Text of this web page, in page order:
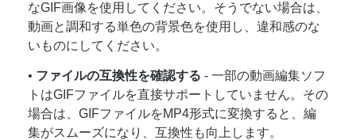
なGIF画像を使用してください。そうでない場合は、
動画と調和する単色の背景色を使用し、違和感のな
いものにしてください。
• ファイルの互換性を確認する - 一部の動画編集ソフ
トはGIFファイルを直接サポートしていません。その
場合は、GIFファイルをMP4形式に変換すると、編
集がスムーズになり、互換性も向上します。